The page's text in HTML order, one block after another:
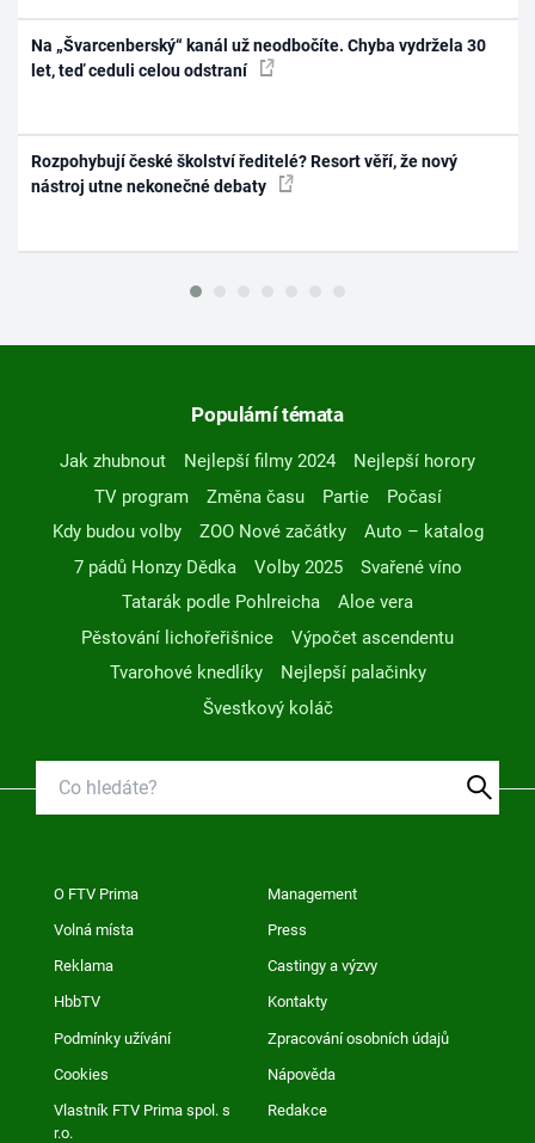
Na „Švarcenberský“ kanál už neodbočíte. Chyba vydržela 30
let, teď ceduli celou odstraní
Rozpohybují české školství ředitelé? Resort věří, že nový
nástroj utne nekonečné debaty
Populární témata
Jak zhubnout Nejlepší filmy 2024
Nejlepší horory
TV program
Změna času Partie
Počasí
Kdy budou volby
ZOO Nové začátky
Auto – katalog
7 pádů Honzy Dědka
Volby 2025
Svařené víno
Tatarák podle Pohlreicha
Aloe vera
Pěstování lichořeřišnice
Výpočet ascendentu
Tvarohové knedlíky
Nejlepší palačinky
Švestkový koláč
O FTV Prima Management
Volná místa Press
Reklama Castingy a výzvy
HbbTV Kontakty
Podmínky užívání Zpracování osobních údajů
Cookies Nápověda
Vlastník FTV Prima spol. s
r.o.
Redakce